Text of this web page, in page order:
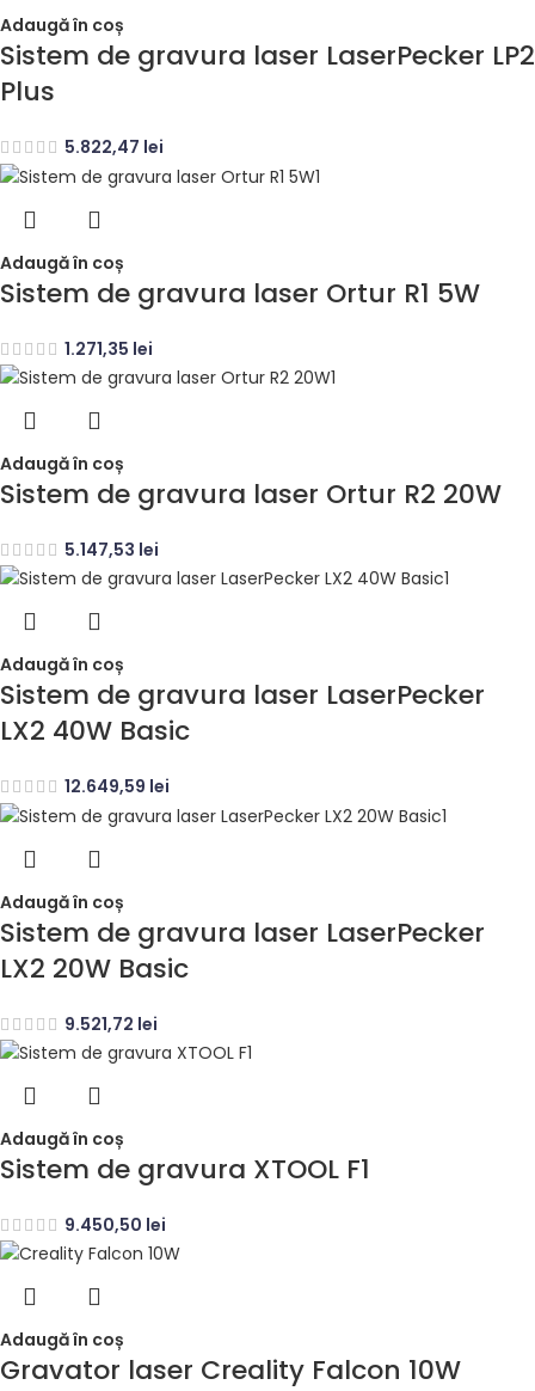
Adaugă în coș
Sistem de gravura laser LaserPecker LP2
Plus
5.822,47 lei
Adaugă în coș
Sistem de gravura laser Ortur R1 5W
1.271,35 lei
Adaugă în coș
Sistem de gravura laser Ortur R2 20W
5.147,53 lei
Adaugă în coș
Sistem de gravura laser LaserPecker
LX2 40W Basic
12.649,59 lei
Adaugă în coș
Sistem de gravura laser LaserPecker
LX2 20W Basic
9.521,72 lei
Adaugă în coș
Sistem de gravura XTOOL F1
9.450,50 lei
Adaugă în coș
Gravator laser Creality Falcon 10W